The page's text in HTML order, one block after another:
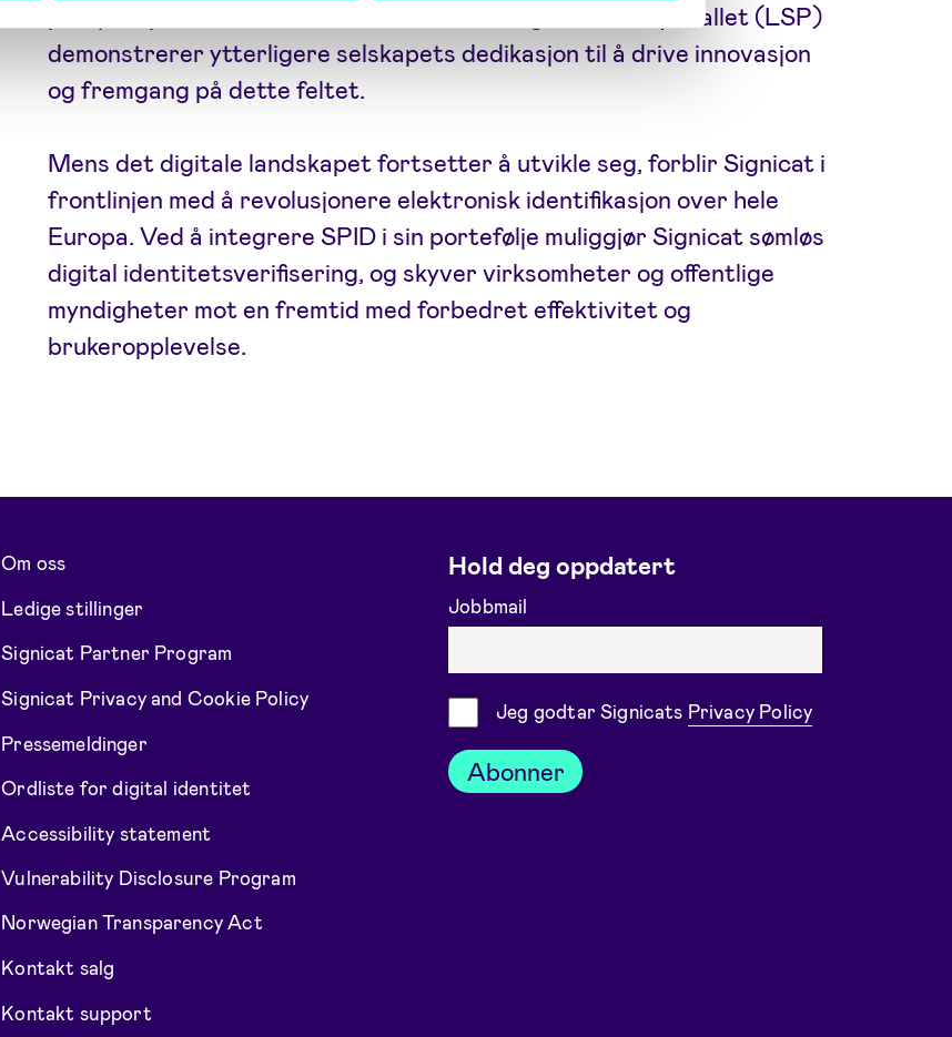
pilotprosjektene for store skalaer for EU Digital Identity Wallet (LSP)
demonstrerer ytterligere selskapets dedikasjon til å drive innovasjon
og fremgang på dette feltet.
Mens det digitale landskapet fortsetter å utvikle seg, forblir Signicat i
frontlinjen med å revolusjonere elektronisk identifikasjon over hele
Europa. Ved å integrere SPID i sin portefølje muliggjør Signicat sømløs
digital identitetsverifisering, og skyver virksomheter og offentlige
myndigheter mot en fremtid med forbedret effektivitet og
brukeropplevelse.
Om oss
Ledige stillinger
Signicat Partner Program
Signicat Privacy and Cookie Policy
Pressemeldinger
Ordliste for digital identitet
Accessibility statement
Vulnerability Disclosure Program
Norwegian Transparency Act
Kontakt salg
Kontakt support
Hold deg oppdatert
Jobbmail
Samtykke
Jeg godtar Signicats Privacy Policy
Abonner